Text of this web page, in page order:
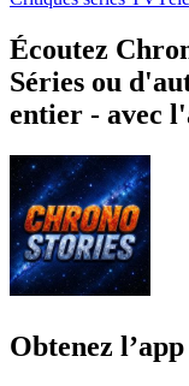
Écoutez
Séries ou
entier - avec
Obtenez